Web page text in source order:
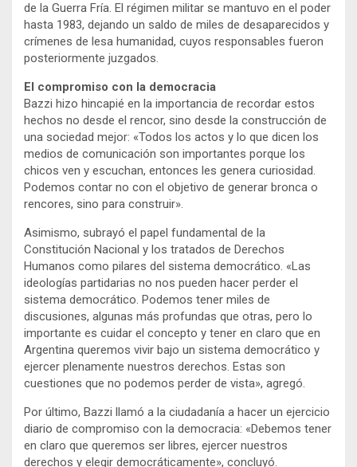
de la Guerra Fría. El régimen militar se mantuvo en el poder
hasta 1983, dejando un saldo de miles de desaparecidos y
crímenes de lesa humanidad, cuyos responsables fueron
posteriormente juzgados.
El compromiso con la democracia
Bazzi hizo hincapié en la importancia de recordar estos
hechos no desde el rencor, sino desde la construcción de
una sociedad mejor: «Todos los actos y lo que dicen los
medios de comunicación son importantes porque los
chicos ven y escuchan, entonces les genera curiosidad.
Podemos contar no con el objetivo de generar bronca o
rencores, sino para construir».
Asimismo, subrayó el papel fundamental de la
Constitución Nacional y los tratados de Derechos
Humanos como pilares del sistema democrático. «Las
ideologías partidarias no nos pueden hacer perder el
sistema democrático. Podemos tener miles de
discusiones, algunas más profundas que otras, pero lo
importante es cuidar el concepto y tener en claro que en
Argentina queremos vivir bajo un sistema democrático y
ejercer plenamente nuestros derechos. Estas son
cuestiones que no podemos perder de vista», agregó.
Por último, Bazzi llamó a la ciudadanía a hacer un ejercicio
diario de compromiso con la democracia: «Debemos tener
en claro que queremos ser libres, ejercer nuestros
derechos y elegir democráticamente», concluyó.